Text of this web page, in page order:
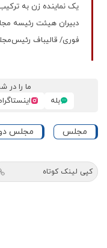
یک نماینده زن به
دبیران هیئت رئیسه
فوری/ قالیباف
ما را در
بله
مجلس مجلس
کپی لینک کوتاه